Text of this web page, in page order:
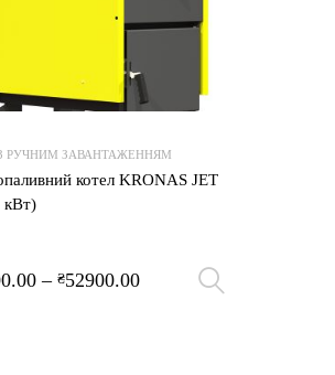
РУЧНИМ ЗАВАНТАЖЕННЯМ
котел KRONAS JET
кВт)
– ₴52900.00